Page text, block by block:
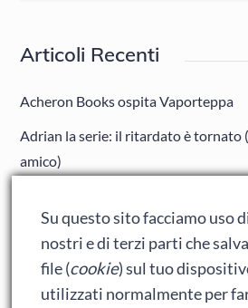
Articoli Recenti
Acheron Books ospita Vaporteppa
Adrian la serie: il ritardato è tornato
amico)
Ralph spacca Internet: analisi del film
Bumblebee: un buon film dei
Su questo sito facciamo uso
nostri e di terzi parti che
file (cookie) sul tuo
utilizzati normalmente per